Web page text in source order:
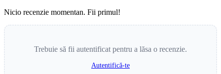
Nicio recenzie momentan. Fii primul!
Trebuie să fii autentificat pentru a lăsa o recenzie.
Autentifică-te